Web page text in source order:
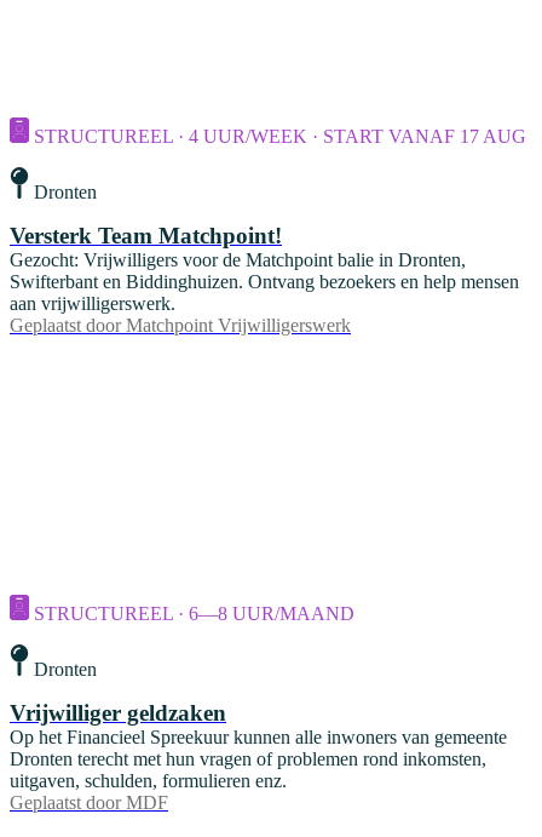
STRUCTUREEL · 4 UUR/WEEK · START VANAF 17 AUG
Dronten
Versterk Team Matchpoint!
Gezocht: Vrijwilligers voor de Matchpoint balie in Dronten,
Swifterbant en Biddinghuizen. Ontvang bezoekers en help mensen
aan vrijwilligerswerk.
Geplaatst door Matchpoint Vrijwilligerswerk
STRUCTUREEL · 6—8 UUR/MAAND
Dronten
Vrijwilliger geldzaken
Op het Financieel Spreekuur kunnen alle inwoners van gemeente
Dronten terecht met hun vragen of problemen rond inkomsten,
uitgaven, schulden, formulieren enz.
Geplaatst door MDF